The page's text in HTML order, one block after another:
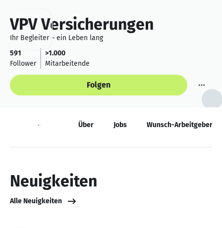
VPV Versicherungen
Ihr Begleiter – ein Leben lang
591
Follower
>1.000
Mitarbeitende
Folgen
Neuigkeiten Über Jobs Wunsch-Arbeitgeber
Neuigkeiten
Alle Neuigkeiten